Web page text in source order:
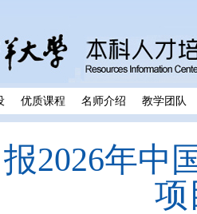
优质课程 名师介绍 教学团队
2026年中
项